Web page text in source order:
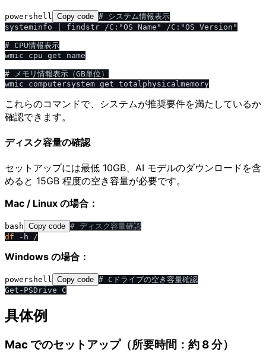
powershell Copy code # システム情報表示
systeminfo | findstr /C:"OS Name" /C:"OS Version"
# CPU情報表示
wmic cpu get name
# メモリ情報表示（GB単位）
これらのコマンドで、システムが推奨要件を満たしているか
確認できます。
ディスク容量の確認
セットアップには最低 10GB、AI モデルのダウンロードを含
めると 15GB 程度の空き容量が必要です。
Mac / Linux の場合：
bash Copy code # ディスク容量確認
df
Windows の場合：
powershell Copy code # Cドライブの空き容量確認
具体例
Mac でのセットアップ（所要時間：約 8 分）